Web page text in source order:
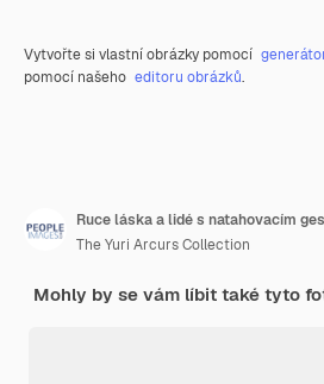
Vytvořte si vlastní obrázky pomocí
pomocí našeho editoru obrázků.
The Yuri Arcurs Collection
Mohly by se vám líbit také tyto